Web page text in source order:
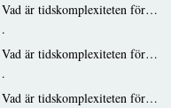
Vad är tidskomplexiteten för…
·
Vad är tidskomplexiteten för…
·
Vad är tidskomplexiteten för…